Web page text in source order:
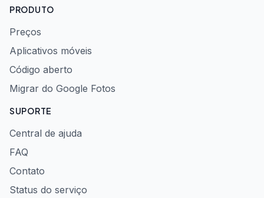
PRODUTO
Preços
Aplicativos móveis
Código aberto
Migrar do Google Fotos
SUPORTE
Central de ajuda
FAQ
Contato
Status do serviço